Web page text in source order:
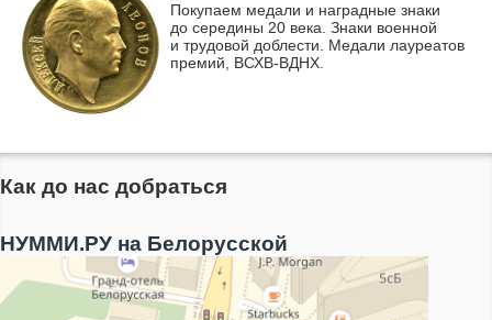
Покупаем медали и наградные знаки
до середины 20 века. Знаки военной
и трудовой доблести. Медали лауреатов
премий, ВСХВ-ВДНХ
Как до нас добраться
НУММИ.РУ на Белорусской